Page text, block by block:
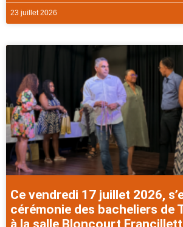
23 juillet 2026
Ce vendredi 17 juillet 2026,
cérémonie des bacheliers de